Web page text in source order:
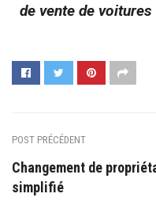
de vente de voitures
POST PRÉCÉDENT
Changement de
simplifié